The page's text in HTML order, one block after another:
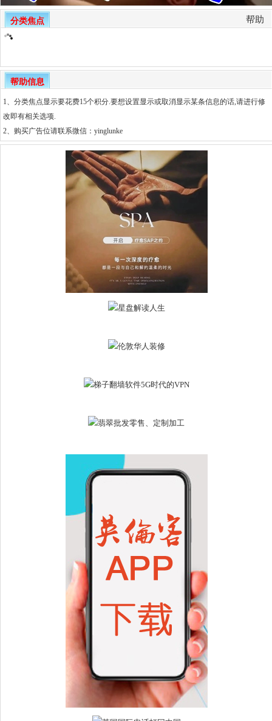
分类焦点 帮助
帮助信息
1、分类焦点显示要花费15个积分.要想设置显示或取消显示某条信息的话,请进行修
改即有相关选项.
2、 购买广告位请联系微信：yinglunke